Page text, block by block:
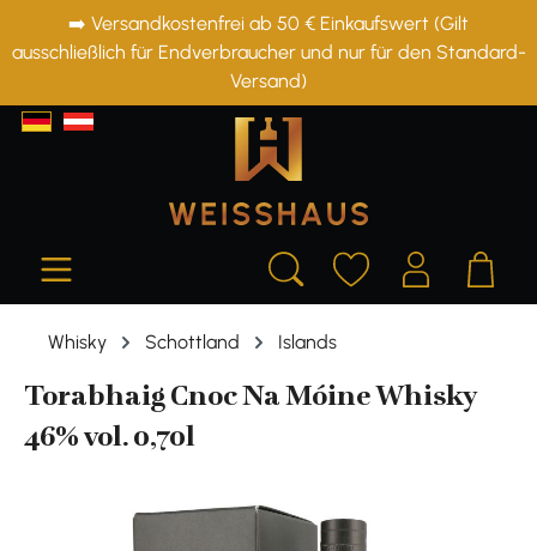
springen
➡️ Versandkostenfrei ab 50 € Einkaufswert (Gilt
ausschließlich für Endverbraucher und nur für den Standard-
Versand)
Whisky Schottland Islands
Torabhaig Cnoc Na Móine Whisky
46% vol. 0,70l
Bildergalerie überspringen